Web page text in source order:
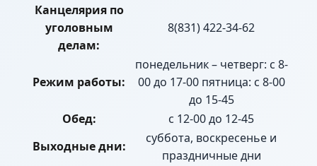
Канцелярия по
уголовным
делам:
8(831) 422-34-62
Режим работы:
понедельник – четверг: с 8-
00 до 17-00 пятница: с 8-00
до 15-45
Обед:
с 12-00 до 12-45
Выходные дни:
суббота, воскресенье и
праздничные дни